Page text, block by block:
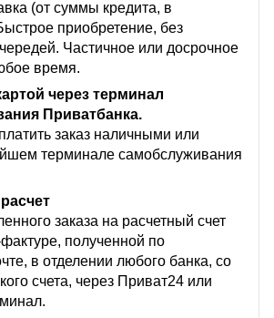
(от суммы кредита, в
приобретение, без
Частичное или досрочное
время.
через терминал
Приватбанка.
заказ наличными или
терминале самобслуживания
заказа на расчетный счет
фактуре, полученной по
в отделении любого банка, со
счета, через Приват24 или